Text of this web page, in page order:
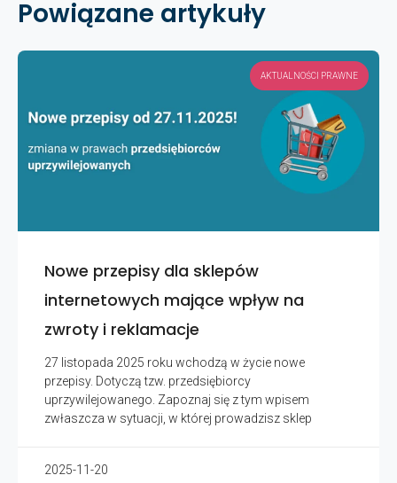
Powiązane artykuły
AKTUALNOŚCI PRAWNE
Nowe przepisy dla sklepów
internetowych mające wpływ na
zwroty i reklamacje
27 listopada 2025 roku wchodzą w życie nowe
przepisy. Dotyczą tzw. przedsiębiorcy
uprzywilejowanego. Zapoznaj się z tym wpisem
zwłaszcza w sytuacji, w której prowadzisz sklep
2025-11-20